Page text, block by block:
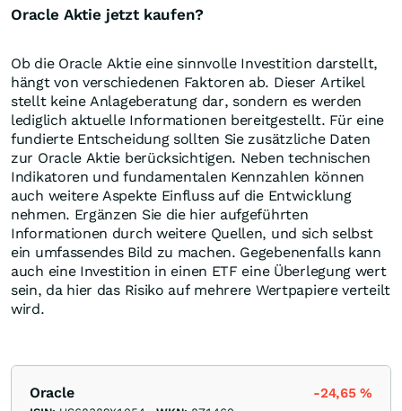
Oracle Aktie jetzt kaufen?
Ob die Oracle Aktie eine sinnvolle Investition darstellt,
hängt von verschiedenen Faktoren ab. Dieser Artikel
stellt keine Anlageberatung dar, sondern es werden
lediglich aktuelle Informationen bereitgestellt. Für eine
fundierte Entscheidung sollten Sie zusätzliche Daten
zur Oracle Aktie berücksichtigen. Neben technischen
Indikatoren und fundamentalen Kennzahlen können
auch weitere Aspekte Einfluss auf die Entwicklung
nehmen. Ergänzen Sie die hier aufgeführten
Informationen durch weitere Quellen, und sich selbst
ein umfassendes Bild zu machen. Gegebenenfalls kann
auch eine Investition in einen ETF eine Überlegung wert
sein, da hier das Risiko auf mehrere Wertpapiere verteilt
wird.
Oracle -24,65%